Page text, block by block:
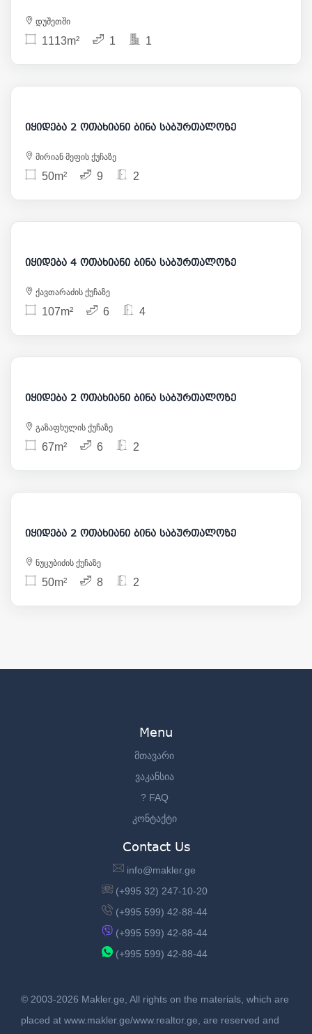
დუშეთში
1113m² 1 1
79 000
იყიდება 2 ოთახიანი ბინა საბურთალოზე
მირიან მეფის ქუჩაზე
50m² 9 2
234 000
იყიდება 4 ოთახიანი ბინა საბურთალოზე
ქავთარაძის ქუჩაზე
107m² 6 4
120 600
იყიდება 2 ოთახიანი ბინა საბურთალოზე
გაზაფხულის ქუჩაზე
67m² 6 2
131 000
იყიდება 2 ოთახიანი ბინა საბურთალოზე
ნუცუბიძის ქუჩაზე
50m² 8 2
Menu
მთავარი
ვაკანსია
? FAQ
კონტაქტი
Contact Us
info@makler.ge
(+995 32) 247-10-20
(+995 599) 42-88-44
(+995 599) 42-88-44
(+995 599) 42-88-44
© 2003-2026 Makler.ge, All rights on the materials, which are
placed at www.makler.ge/www.realtor.ge, are reserved and